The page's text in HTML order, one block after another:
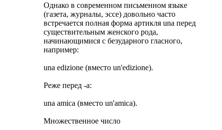
Однако в современном письменном языке
(газета, журналы, эссе) довольно часто
встречается полная форма артикля una перед
существительным женского рода,
начинающимися с безударного гласного,
например:
una edizione (вместо un'edizione).
Реже перед -а:
una amica (вместо un'amica).
Множественное число